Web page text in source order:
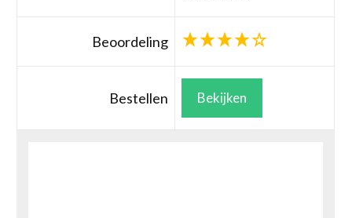
Beoordeling
Bestellen Bekijken